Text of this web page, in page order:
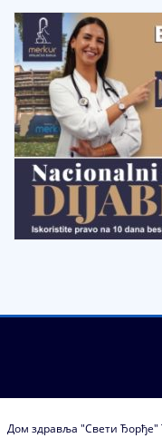
Дом здравља "Свети